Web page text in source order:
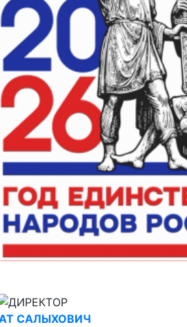
САЛЫХОВИЧ